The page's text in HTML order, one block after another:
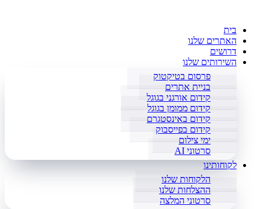
בית
האתרים שלנו
דרושים
השירותים שלנו
פרסום בטיקטוק
בניית אתרים
קידום אורגני בגוגל
קידום ממומן בגוגל
קידום באינסטגרם
קידום בפייסבוק
ימי צילום
סרטוני AI
לקוחותינו
הלקוחות שלנו
ההצלחות שלנו
סרטוני המלצה